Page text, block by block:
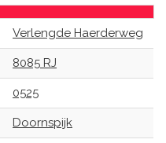
Verlengde Haerderweg
8085 RJ
0525
Doornspijk